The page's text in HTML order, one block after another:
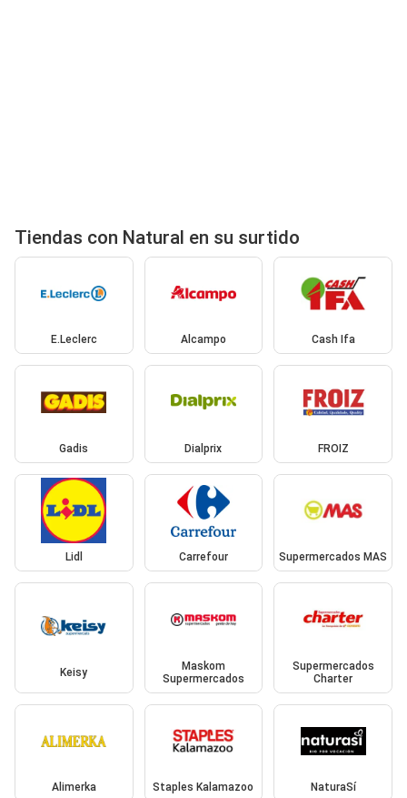
Tiendas con Natural en su surtido
E.Leclerc Alcampo Cash Ifa
Gadis Dialprix FROIZ
Lidl Carrefour Supermercados MAS
Keisy
Maskom
Supermercados
Supermercados
Charter
Alimerka Staples Kalamazoo NaturaSí